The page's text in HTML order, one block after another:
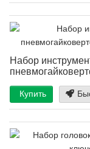
Набор
Купить